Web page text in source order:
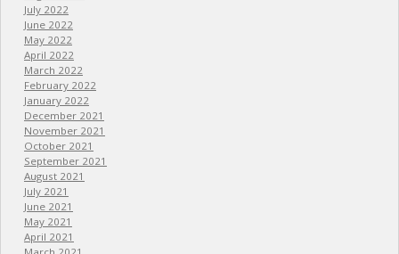
July 2022
June 2022
May 2022
April 2022
March 2022
February 2022
January 2022
December 2021
November 2021
October 2021
September 2021
August 2021
July 2021
June 2021
May 2021
April 2021